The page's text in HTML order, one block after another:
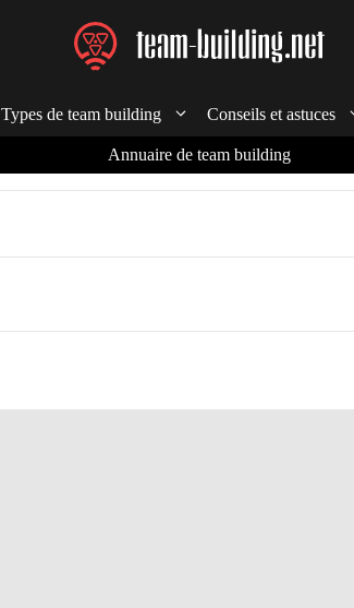
Types de team building Conseils et astuces
Annuaire de team building